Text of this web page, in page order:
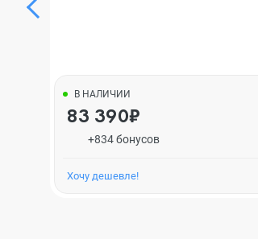
В НАЛИЧИИ
83 390₽
+834 бонусов
Хочу дешевле!